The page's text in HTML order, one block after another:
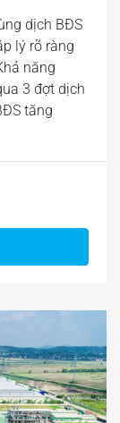
dịch BĐS
lý rõ ràng
năng
3 đợt dịch
tăng